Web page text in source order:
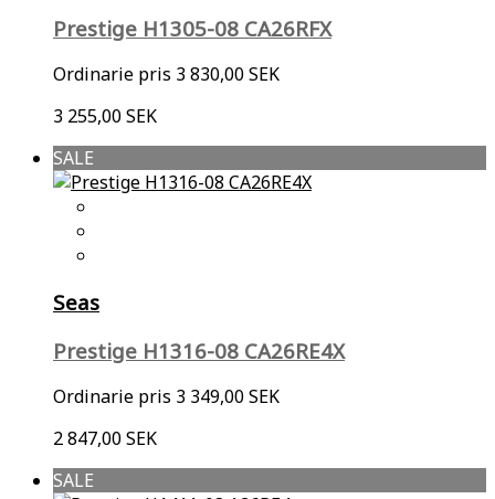
Prestige H1305-08 CA26RFX
Ordinarie pris 3 830,00 SEK
3 255,00 SEK
SALE
Seas
Prestige H1316-08 CA26RE4X
Ordinarie pris 3 349,00 SEK
2 847,00 SEK
SALE